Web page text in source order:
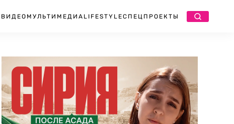
ВИДЕО МУЛЬТИМЕДИА LIFESTYLEСПЕЦПРОЕКТЫ